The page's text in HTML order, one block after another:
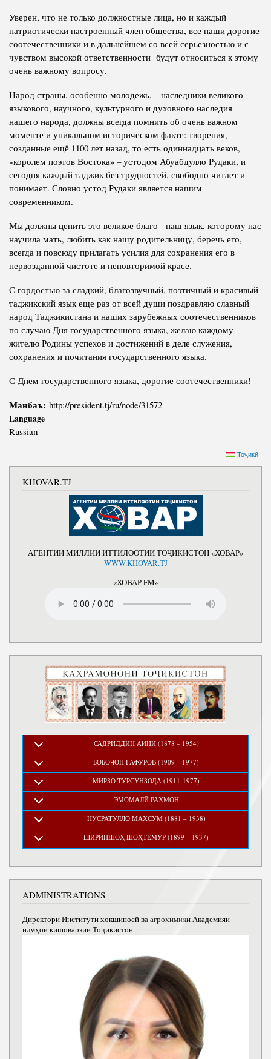
Уверен, что не только должностные лица, но и каждый
патриотически настроенный член общества, все наши дорогие
соотечественники и в дальнейшем со всей серьезностью и с
чувством высокой ответственности будут относиться к этому
очень важному вопросу.
Народ страны, особенно молодежь, – наследники великого
языкового, научного, культурного и духовного наследия
нашего народа, должны всегда помнить об очень важном
моменте и уникальном историческом факте: творения,
созданные ещё 1100 лет назад, то есть одиннадцать веков,
«королем поэтов Востока» – устодом Абуабдулло Рудаки, и
сегодня каждый таджик без трудностей, свободно читает и
понимает. Словно устод Рудаки является нашим
современником.
Мы должны ценить это великое благо - наш язык, которому нас
научила мать, любить как нашу родительницу, беречь его,
всегда и повсюду прилагать усилия для сохранения его в
первозданной чистоте и неповторимой красе.
С гордостью за сладкий, благозвучный, поэтичный и красивый
таджикский язык еще раз от всей души поздравляю славный
народ Таджикистана и наших зарубежных соотечественников
по случаю Дня государственного языка, желаю каждому
жителю Родины успехов и достижений в деле служения,
сохранения и почитания государственного языка.
С Днем государственного языка, дорогие соотечественники!
Манбаъ: http://president.tj/ru/node/31572
Language
Russian
Тоҷикӣ
KHOVAR.TJ
АГЕНТИИ МИЛЛИИ ИТТИЛООТИИ ТОҶИКИСТОН «ХОВАР»
WWW.KHOVAR.TJ
«ХОВАР FM»
САДРИДДИН АЙНӢ (1878 – 1954)
БОБОҶОН ҒАФУРОВ (1909 – 1977)
МИРЗО ТУРСУНЗОДА (1911-1977)
ЭМОМАЛӢ РАҲМОН
НУСРАТУЛЛО МАХСУМ (1881 – 1938)
ШИРИНШОҲ ШОҲТЕМУР (1899 – 1937)
ADMINISTRATIONS
Директори Институти хокшиносӣ ва агрохимияи Академияи
илмҳои кишоварзии Тоҷикистон